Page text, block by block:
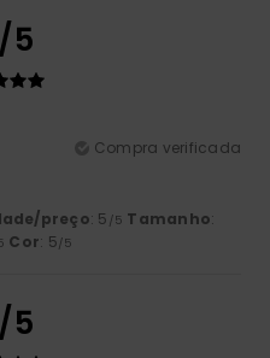
/5
Compra verificada
preço: 5 /5 Tamanho:
Cor: 5/5
/5